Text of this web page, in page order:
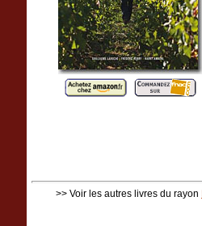
>> Voir les autres livres du rayon